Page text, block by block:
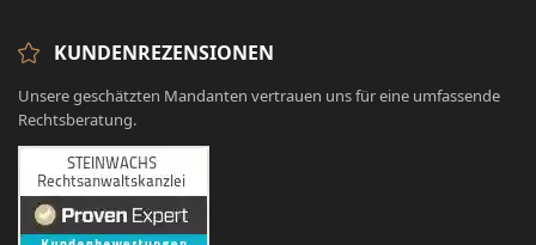
KUNDENREZENSIONEN
Unsere geschätzten Mandanten vertrauen uns für eine umfassende
Rechtsberatung.